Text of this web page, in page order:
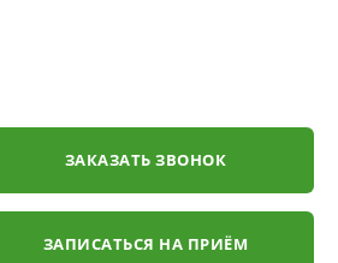
ЗАКАЗАТЬ ЗВОНОК
ЗАПИСАТЬСЯ НА ПРИЁМ